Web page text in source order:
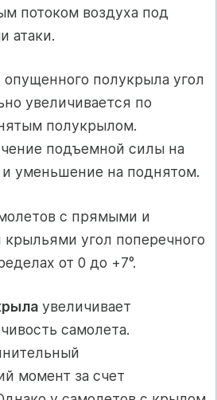
потоком воздуха под
атаки.
полукрыла угол
увеличивается по
полукрылом.
подъемной силы на
уменьшение на поднятом.
с прямыми и
угол поперечного
от 0 до +7°.
увеличивает
самолета.
момент за счет